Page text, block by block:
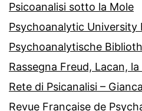
Psicoanalisi sotto la Mole
Psychoanalytic University
Psychoanalytische
Rassegna Freud, Lacan,
Rete di Psicanalisi –
Revue Française de